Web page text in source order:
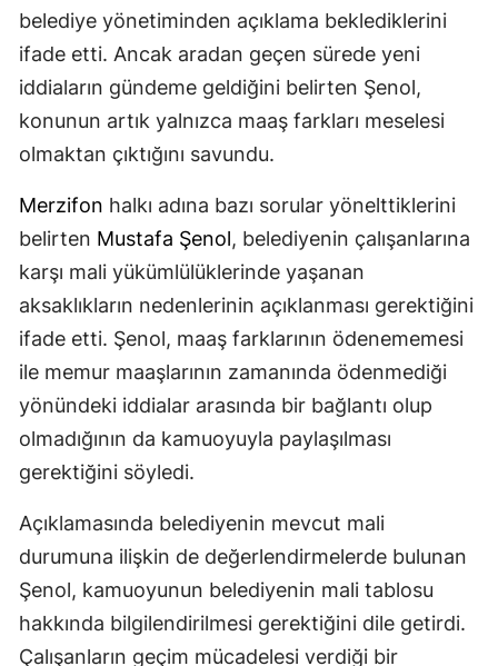
belediye yönetiminden açıklama beklediklerini
ifade etti. Ancak aradan geçen sürede yeni
iddiaların gündeme geldiğini belirten Şenol,
konunun artık yalnızca maaş farkları meselesi
olmaktan çıktığını savundu.
Merzifon halkı adına bazı sorular yönelttiklerini
belirten Mustafa Şenol, belediyenin çalışanlarına
karşı mali yükümlülüklerinde yaşanan
aksaklıkların nedenlerinin açıklanması gerektiğini
ifade etti. Şenol, maaş farklarının ödenememesi
ile memur maaşlarının zamanında ödenmediği
yönündeki iddialar arasında bir bağlantı olup
olmadığının da kamuoyuyla paylaşılması
gerektiğini söyledi.
Açıklamasında belediyenin mevcut mali
durumuna ilişkin de değerlendirmelerde bulunan
Şenol, kamuoyunun belediyenin mali tablosu
hakkında bilgilendirilmesi gerektiğini dile getirdi.
Çalışanların geçim mücadelesi verdiği bir